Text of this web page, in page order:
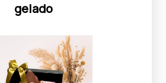
gelado